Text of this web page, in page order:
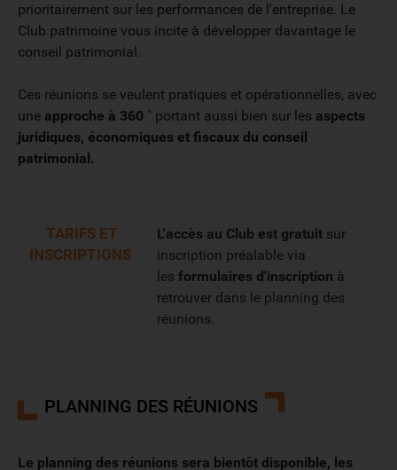
prioritairement sur les performances de l'entreprise. Le
Club patrimoine vous incite à développer davantage le
conseil patrimonial.
Ces réunions se veulent pratiques et opérationnelles, avec
une approche à 360 ˚ portant aussi bien sur les aspects
juridiques, économiques et fiscaux du conseil
patrimonial.
TARIFS ET
INSCRIPTIONS
L'accès au Club est gratuit sur
inscription préalable via
les formulaires d'inscription à
retrouver dans le planning des
réunions.
PLANNING DES RÉUNIONS
Le planning des réunions sera bientôt disponible, les